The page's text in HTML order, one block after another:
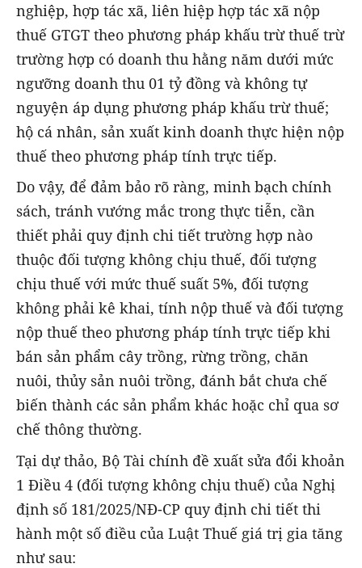
nghiệp, hợp tác xã, liên hiệp hợp tác xã nộp
thuế GTGT theo phương pháp khấu trừ thuế trừ
trường hợp có doanh thu hằng năm dưới mức
ngưỡng doanh thu 01 tỷ đồng và không tự
nguyện áp dụng phương pháp khấu trừ thuế;
hộ cá nhân, sản xuất kinh doanh thực hiện nộp
thuế theo phương pháp tính trực tiếp.
Do vậy, để đảm bảo rõ ràng, minh bạch chính
sách, tránh vướng mắc trong thực tiễn, cần
thiết phải quy định chi tiết trường hợp nào
thuộc đối tượng không chịu thuế, đối tượng
chịu thuế với mức thuế suất 5%, đối tượng
không phải kê khai, tính nộp thuế và đối tượng
nộp thuế theo phương pháp tính trực tiếp khi
bán sản phẩm cây trồng, rừng trồng, chăn
nuôi, thủy sản nuôi trồng, đánh bắt chưa chế
biến thành các sản phẩm khác hoặc chỉ qua sơ
chế thông thường.
Tại dự thảo, Bộ Tài chính đề xuất sửa đổi khoản
1 Điều 4 (đối tượng không chịu thuế) của Nghị
định số 181/2025/NĐ-CP quy định chi tiết thi
hành một số điều của Luật Thuế giá trị gia tăng
như sau: